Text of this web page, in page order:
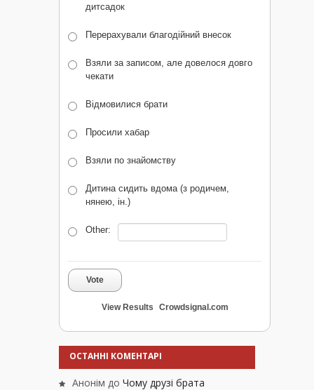
дитсадок
Перерахували благодійний внесок
Взяли за записом, але довелося довго
чекати
Відмовилися брати
Просили хабар
Взяли по знайомству
Дитина сидить вдома (з родичем,
нянею, ін.)
Other:
Vote
View Results Crowdsignal.com
ОСТАННІ КОМЕНТАРІ
Анонім до Чому друзі брата